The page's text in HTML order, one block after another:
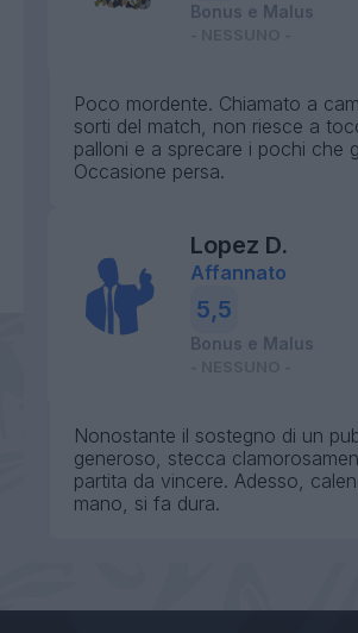
Bonus e Malus
Poco mordente. Chiamato a
sorti del match, non riesce a
palloni e a sprecare i pochi che
Occasione persa.
Lopez D.
Affannato
5,5
Bonus e Malus
Nonostante il sostegno di un
generoso, stecca
partita da vincere. Adesso,
mano, si fa dura.